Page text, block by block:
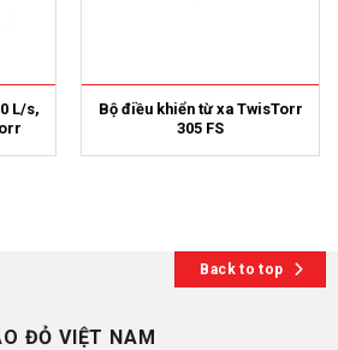
L/s,
Bộ điều khiển từ xa TwisTorr
305 FS
Back to top
ĐỎ VIỆT NAM